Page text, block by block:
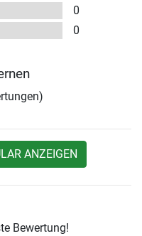
0
0
ANZEIGEN
Bewertung!